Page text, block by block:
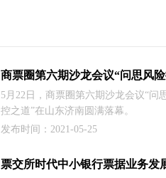
5月22日，商票圈第六期沙龙会议“问
控之道”在山东济南圆满落幕。
发布时间：2021-05-25